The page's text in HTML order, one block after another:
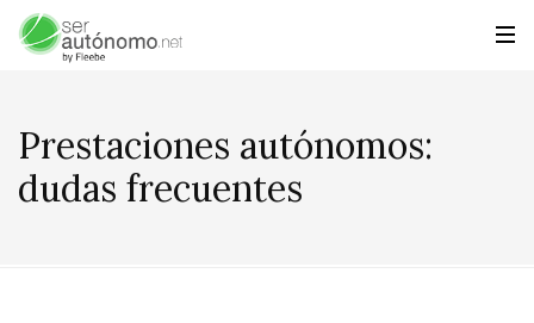
Prestaciones autónomos:
dudas frecuentes